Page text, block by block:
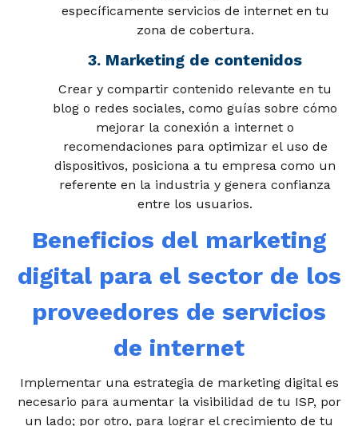
específicamente servicios de internet en tu
zona de cobertura.
3. Marketing de contenidos
Crear y compartir contenido relevante en tu
blog o redes sociales, como guías sobre cómo
mejorar la conexión a internet o
recomendaciones para optimizar el uso de
dispositivos, posiciona a tu empresa como un
referente en la industria y genera confianza
entre los usuarios.
Beneficios del marketing
digital para el sector de los
proveedores de servicios
de internet
Implementar una estrategia de marketing digital es
necesario para aumentar la visibilidad de tu ISP, por
un lado; por otro, para lograr el crecimiento de tu